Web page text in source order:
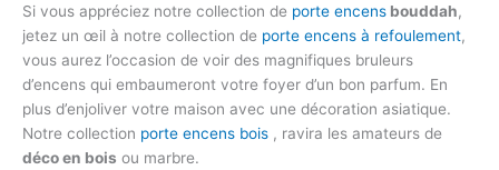
Si vous appréciez notre collection de porte encens bouddah,
jetez un œil à notre collection de porte encens à refoulement,
vous aurez l’occasion de voir des magnifiques bruleurs
d’encens qui embaumeront votre foyer d’un bon parfum. En
plus d’enjoliver votre maison avec une décoration asiatique.
Notre collection porte encens bois , ravira les amateurs de
déco en bois ou marbre.